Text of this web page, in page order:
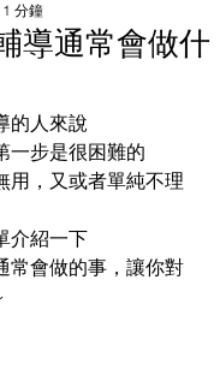
導通常會做什
分鐘
的人來說
一步是很困難的
用，又或者單純不理
介紹一下
常會做的事，讓你對